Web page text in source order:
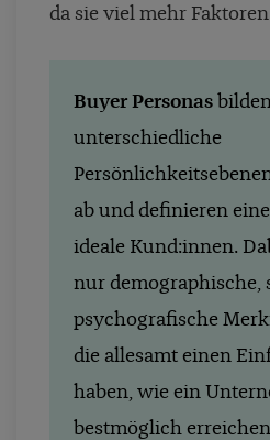
da sie viel mehr
Buyer Personas
unterschiedliche
ab und definieren
ideale Kund:innen.
nur demographische,
psychografische
die allesamt einen
haben, wie ein
bestmöglich